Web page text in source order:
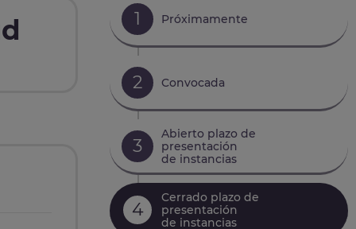
1 Próximamente
2 Convocada
3
Abierto plazo de
presentación
de instancias
4
Cerrado plazo de
presentación
de instancias